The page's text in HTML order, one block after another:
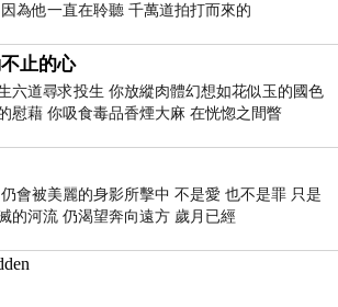
為他一直在聆聽 千萬道拍打而來的
止的心
六道尋求投生 你放縱肉體幻想如花似玉的國色
慰藉 你吸食毒品香煙大麻 在恍惚之間瞥
會被美麗的身影所擊中 不是愛 也不是罪 只是
的河流 仍渴望奔向遠方 歲月已經